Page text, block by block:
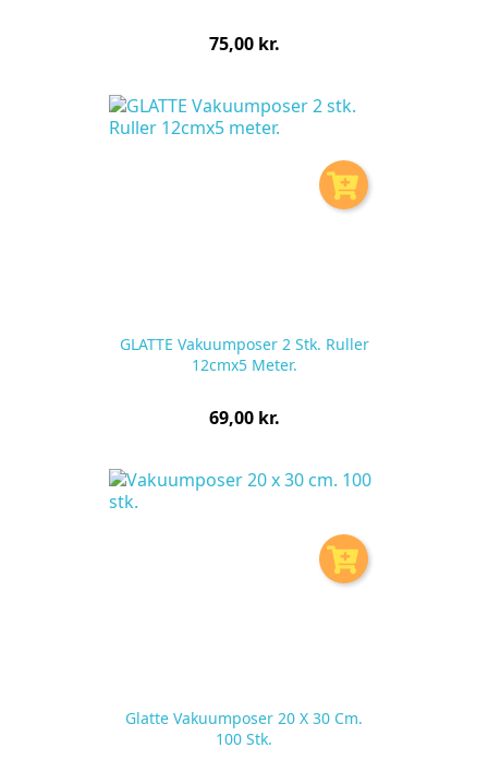
Pris
75,00 kr.
GLATTE Vakuumposer 2 Stk. Ruller
12cmx5 Meter.
Pris
69,00 kr.
Glatte Vakuumposer 20 X 30 Cm.
100 Stk.